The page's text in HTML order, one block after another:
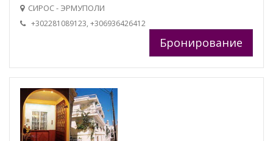
СИРОС - ЭРМУПОЛИ
+302281089123, +306936426412
Бронирование